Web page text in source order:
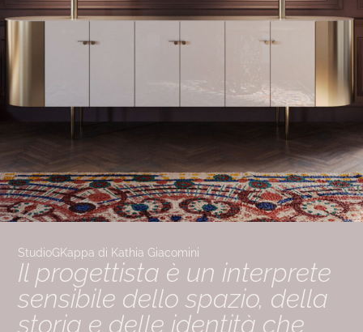
StudioGKappa di Kathia Giacomini
Il progettista è un interprete
sensibile dello spazio, della
storia e delle identità che